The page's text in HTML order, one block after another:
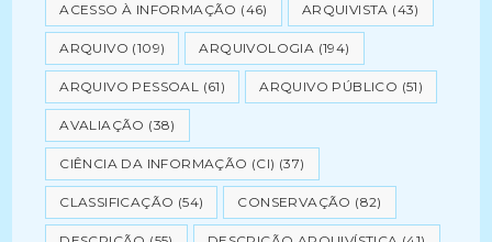
ACESSO À INFORMAÇÃO (46) ARQUIVISTA (43)
ARQUIVO (109) ARQUIVOLOGIA (194)
ARQUIVO PESSOAL (61) ARQUIVO PÚBLICO (51)
AVALIAÇÃO (38)
CIÊNCIA DA INFORMAÇÃO (CI) (37)
CLASSIFICAÇÃO (54) CONSERVAÇÃO (82)